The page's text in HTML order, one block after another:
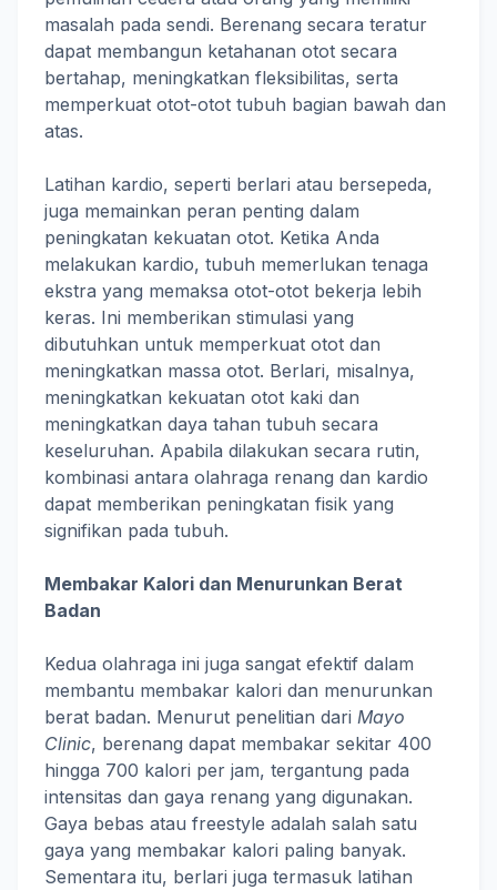
masalah pada sendi. Berenang secara teratur
dapat membangun ketahanan otot secara
bertahap, meningkatkan fleksibilitas, serta
memperkuat otot-otot tubuh bagian bawah dan
atas.
Latihan kardio, seperti berlari atau bersepeda,
juga memainkan peran penting dalam
peningkatan kekuatan otot. Ketika Anda
melakukan kardio, tubuh memerlukan tenaga
ekstra yang memaksa otot-otot bekerja lebih
keras. Ini memberikan stimulasi yang
dibutuhkan untuk memperkuat otot dan
meningkatkan massa otot. Berlari, misalnya,
meningkatkan kekuatan otot kaki dan
meningkatkan daya tahan tubuh secara
keseluruhan. Apabila dilakukan secara rutin,
kombinasi antara olahraga renang dan kardio
dapat memberikan peningkatan fisik yang
signifikan pada tubuh.
Membakar Kalori dan Menurunkan Berat
Badan
Kedua olahraga ini juga sangat efektif dalam
membantu membakar kalori dan menurunkan
berat badan. Menurut penelitian dari Mayo
Clinic, berenang dapat membakar sekitar 400
hingga 700 kalori per jam, tergantung pada
intensitas dan gaya renang yang digunakan.
Gaya bebas atau freestyle adalah salah satu
gaya yang membakar kalori paling banyak.
Sementara itu, berlari juga termasuk latihan